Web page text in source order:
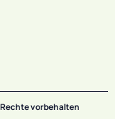
vorbehalten